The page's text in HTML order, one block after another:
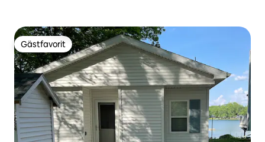
Gästfavorit
Gästfavorit